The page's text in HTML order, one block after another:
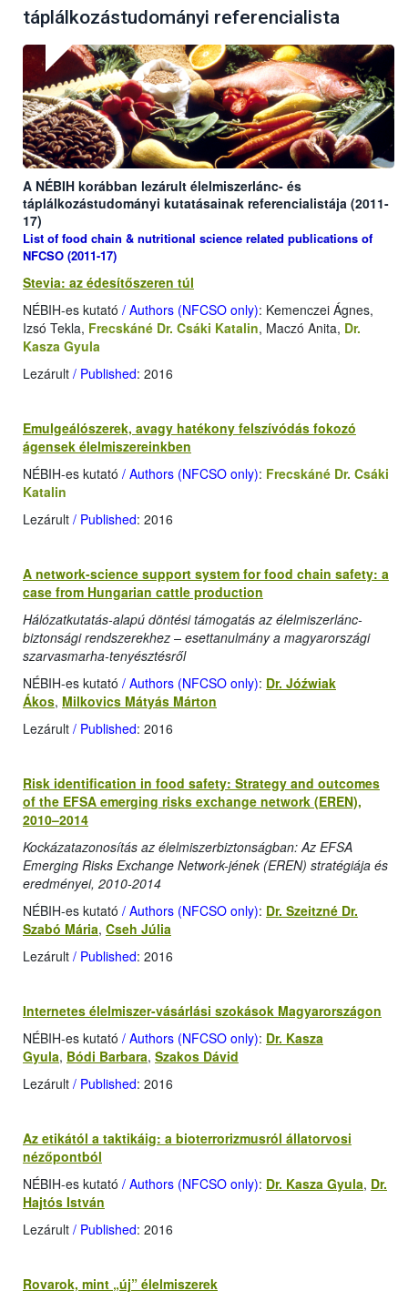
táplálkozástudományi referencialista
A NÉBIH korábban lezárult élelmiszerlánc- és
táplálkozástudományi kutatásainak referencialistája (2011-
17)
List of food chain & nutritional science related publications of
NFCSO (2011-17)
Stevia: az édesítőszeren túl
NÉBIH-es kutató / Authors (NFCSO only): Kemenczei Ágnes,
Izsó Tekla, Frecskáné Dr. Csáki Katalin, Maczó Anita, Dr.
Kasza Gyula
Lezárult / Published: 2016
Emulgeálószerek, avagy hatékony felszívódás fokozó
ágensek élelmiszereinkben
NÉBIH-es kutató / Authors (NFCSO only): Frecskáné Dr. Csáki
Katalin
Lezárult / Published: 2016
A network-science support system for food chain safety: a
case from Hungarian cattle production
Hálózatkutatás-alapú döntési támogatás az élelmiszerlánc-
biztonsági rendszerekhez – esettanulmány a magyarországi
szarvasmarha-tenyésztésről
NÉBIH-es kutató / Authors (NFCSO only): Dr. Jóźwiak
Ákos, Milkovics Mátyás Márton
Lezárult / Published: 2016
Risk identification in food safety: Strategy and outcomes
of the EFSA emerging risks exchange network (EREN),
2010–2014
Kockázatazonosítás az élelmiszerbiztonságban: Az EFSA
Emerging Risks Exchange Network-jének (EREN) stratégiája és
eredményei, 2010-2014
NÉBIH-es kutató / Authors (NFCSO only): Dr. Szeitzné Dr.
Szabó Mária, Cseh Júlia
Lezárult / Published: 2016
Internetes élelmiszer-vásárlási szokások Magyarországon
NÉBIH-es kutató / Authors (NFCSO only): Dr. Kasza
Gyula, Bódi Barbara, Szakos Dávid
Lezárult / Published: 2016
Az etikától a taktikáig: a bioterrorizmusról állatorvosi
nézőpontból
NÉBIH-es kutató / Authors (NFCSO only): Dr. Kasza Gyula, Dr.
Hajtós István
Lezárult / Published: 2016
Rovarok, mint „új” élelmiszerek